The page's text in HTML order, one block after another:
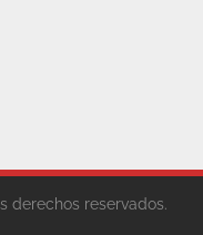
derechos reservados.